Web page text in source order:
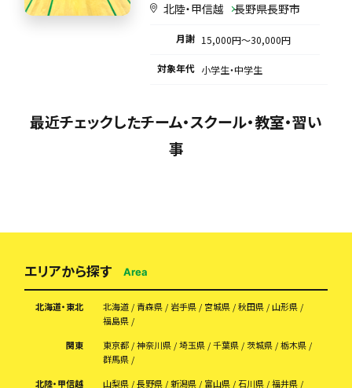
北陸・甲信越 長野県長野市
月謝 15,000円〜30,000円
対象年代 小学生・中学生
最近チェックしたチーム・スクール・教室・習い
事
エリアから探す Area
北海道・東北 北海道 青森県 岩手県 宮城県 秋田県
山形県
福島県
関東
東京都 神奈川県 埼玉県 千葉県 茨城県
栃木県
群馬県
北陸・甲信越
山梨県 長野県 新潟県 富山県 石川県
福井県